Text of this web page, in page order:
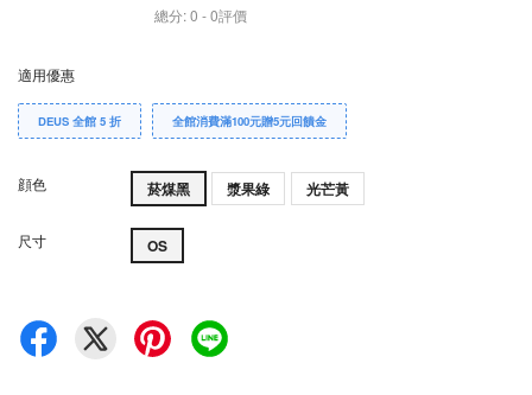
總分:0 -0評價
適用優惠
DEUS 全館 5 折 全館消費滿100元贈5元回饋金
顔色 菸煤黑 漿果綠 光芒黃
尺寸 OS